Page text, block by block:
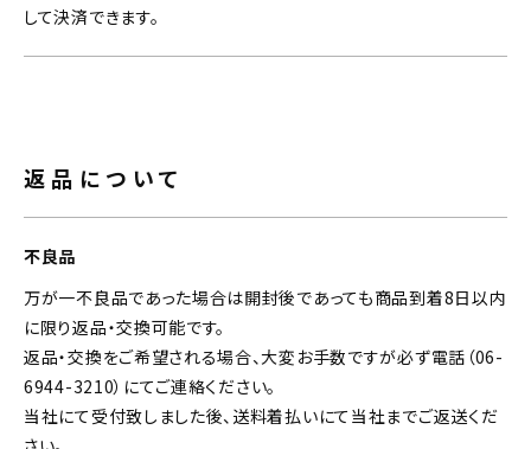
して決済できます。
返品について
不良品
万が一不良品であった場合は開封後であっても商品到着8日以内
に限り返品・交換可能です。
返品・交換をご希望される場合、大変お手数ですが必ず電話（06-
6944-3210）にてご連絡ください。
当社にて受付致しました後、送料着払いにて当社までご返送くだ